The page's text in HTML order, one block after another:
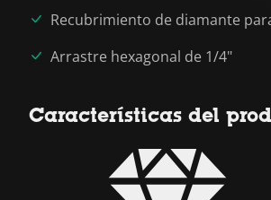
Recubrimiento de diamante
Arrastre hexagonal de 1/4"
Características del